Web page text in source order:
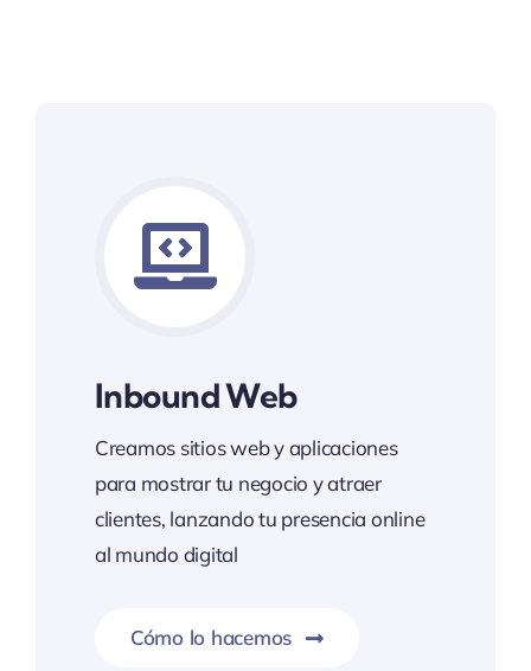
Inbound Web
Creamos sitios web y aplicaciones
para mostrar tu negocio y atraer
clientes, lanzando tu presencia online
al mundo digital
Cómo lo hacemos